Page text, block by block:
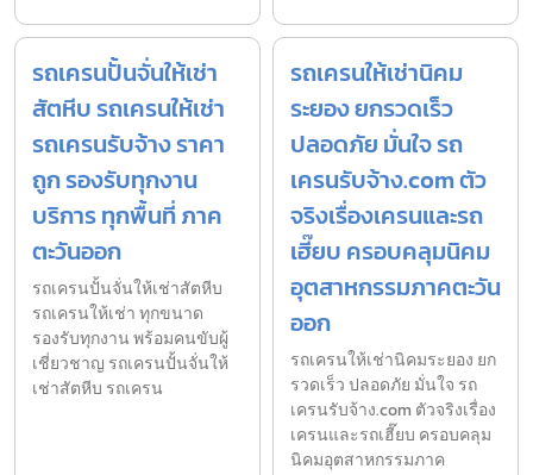
รถเครนปั้นจั่นให้เช่า
สัตหีบ รถเครนให้เช่า
รถเครนรับจ้าง ราคา
ถูก รองรับทุกงาน
บริการ ทุกพื้นที่ ภาค
ตะวันออก
รถเครนปั้นจั่นให้เช่าสัตหีบ
รถเครนให้เช่า ทุกขนาด
รองรับทุกงาน พร้อมคนขับผู้
เชี่ยวชาญ รถเครนปั้นจั่นให้
เช่าสัตหีบ รถเครน
รถเครนให้เช่านิคม
ระยอง ยกรวดเร็ว
ปลอดภัย มั่นใจ รถ
เครนรับจ้าง.com ตัว
จริงเรื่องเครนและรถ
เฮี๊ยบ ครอบคลุมนิคม
อุตสาหกรรมภาคตะวัน
ออก
รถเครนให้เช่านิคมระยอง ยก
รวดเร็ว ปลอดภัย มั่นใจ รถ
เครนรับจ้าง.com ตัวจริงเรื่อง
เครนและรถเฮี๊ยบ ครอบคลุม
นิคมอุตสาหกรรมภาค